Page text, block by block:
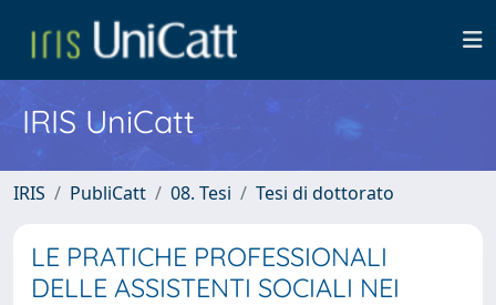
IRIS UniCatt
IRIS PubliCatt 08. Tesi Tesi di dottorato
LE PRATICHE PROFESSIONALI
DELLE ASSISTENTI SOCIALI NEI